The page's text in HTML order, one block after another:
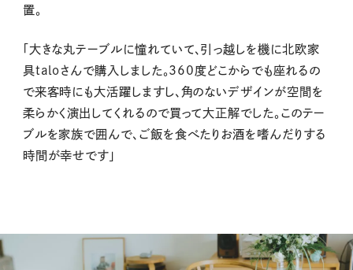
置。
「大きな丸テーブルに憧れていて、引っ越しを機に北欧家
具taloさんで購入しました。360度どこからでも座れるの
で来客時にも大活躍しますし、角のないデザインが空間を
柔らかく演出してくれるので買って大正解でした。このテー
ブルを家族で囲んで、ご飯を食べたりお酒を嗜んだりする
時間が幸せです」